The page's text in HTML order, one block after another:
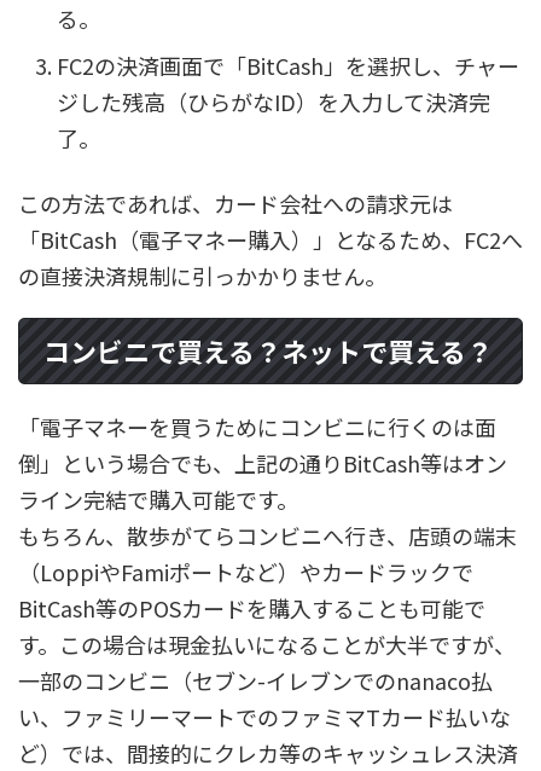
る。
FC2の決済画面で「BitCash」を選択し、チャー
ジした残高（ひらがなID）を入力して決済完
了。
この方法であれば、カード会社への請求元は
「BitCash（電子マネー購入）」となるため、FC2へ
の直接決済規制に引っかかりません。
コンビニで買える？ネットで買える？
「電子マネーを買うためにコンビニに行くのは面
倒」という場合でも、上記の通りBitCash等はオン
ライン完結で購入可能です。
もちろん、散歩がてらコンビニへ行き、店頭の端末
（LoppiやFamiポートなど）やカードラックで
BitCash等のPOSカードを購入することも可能で
す。この場合は現金払いになることが大半ですが、
一部のコンビニ（セブン-イレブンでのnanaco払
い、ファミリーマートでのファミマTカード払いな
ど）では、間接的にクレカ等のキャッシュレス決済